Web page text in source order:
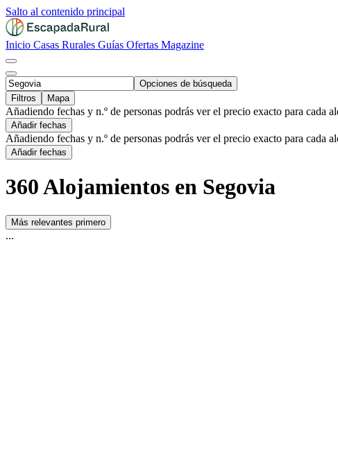
Salto al contenido principal
Inicio Casas Rurales Guías Ofertas Magazine
Opciones de búsqueda
Filtros
Mapa
Añadiendo fechas y n.º de personas podrás ver el precio exacto para cada
Añadir fechas
Añadiendo fechas y n.º de personas podrás ver el precio exacto para cada
Añadir fechas
360 Alojamientos en Segovia
Más relevantes primero
...